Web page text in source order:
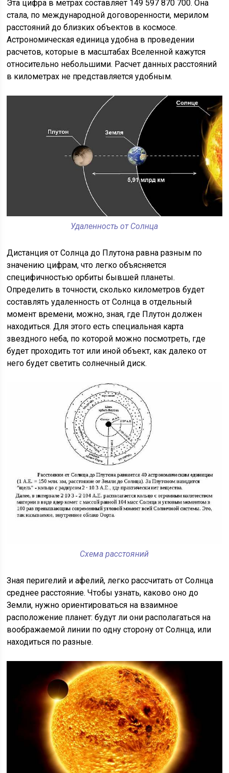
Эта цифра в метрах составляет 149 597 870 700. Она
стала, по международной договоренности, мерилом
расстояний до близких объектов в космосе.
Астрономическая единица удобна в проведении
расчетов, которые в масштабах Вселенной кажутся
относительно небольшими. Расчет данных расстояний
в километрах не представляется удобным.
Удаленность от Солнца
Дистанция от Солнца до Плутона равна разным по
значению цифрам, что легко объясняется
специфичностью орбиты бывшей планеты.
Определить в точности, сколько километров будет
составлять удаленность от Солнца в отдельный
момент времени, можно, зная, где Плутон должен
находиться. Для этого есть специальная карта
звездного неба, по которой можно посмотреть, где
будет проходить тот или иной объект, как далеко от
него будет светить солнечный диск.
Схема расстояний
Зная перигелий и афелий, легко рассчитать от Солнца
среднее расстояние. Чтобы узнать, каково оно до
Земли, нужно ориентироваться на взаимное
расположение планет: будут ли они располагаться на
воображаемой линии по одну сторону от Солнца, или
находиться по разные.